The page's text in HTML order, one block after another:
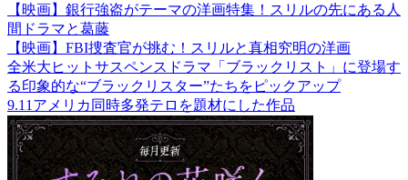
【映画】銀行強盗がテーマの洋画特集！スリルの先にある人
間ドラマと葛藤
【映画】FBI捜査官が挑む！スリルと真相究明の洋画
全米大ヒットサスペンスドラマ「ブラックリスト」に登場す
る印象的な“ブラックリスター”たちをピックアップ
9.11アメリカ同時多発テロを題材にした作品